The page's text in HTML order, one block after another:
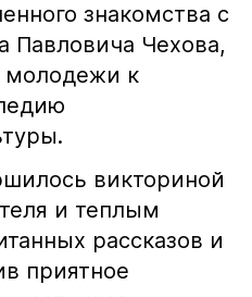
знакомства с
Павловича Чехова,
молодежи к
викториной
и теплым
рассказов и
приятное